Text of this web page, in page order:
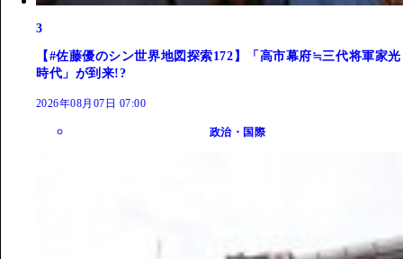
3
【#佐藤優のシン世界地図探索172】「高市幕府≒三代将軍家光
時代」が到来!?
2026年08月07日 07:00
政治・国際